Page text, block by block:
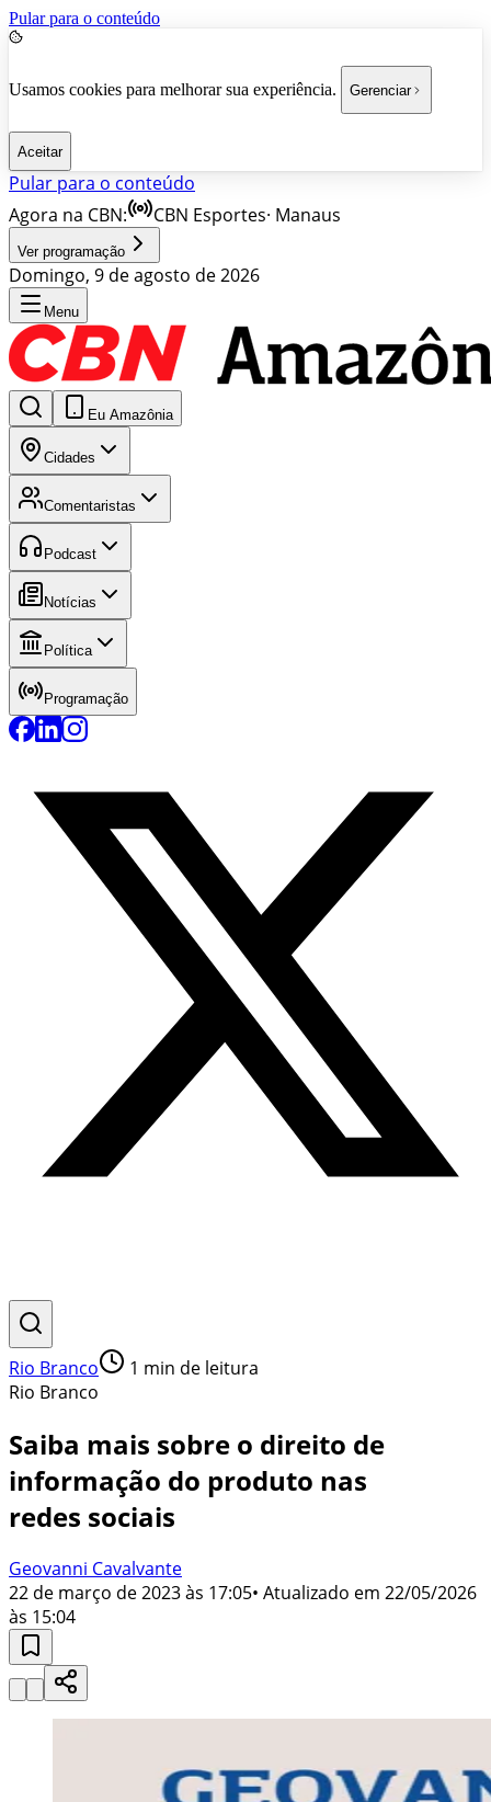
Pular para o conteúdo
Usamos cookies para melhorar sua experiência. Gerenciar
Aceitar
Pular para o conteúdo
Agora na CBN:
CBN Esportes· Manaus
Ver programação
Domingo, 9 de agosto de 2026
Menu
Eu Amazônia
Cidades
Comentaristas
Podcast
Notícias
Política
Programação
Rio Branco 1 min de leitura
Rio Branco
Saiba mais sobre o direito de
informação do produto nas
redes sociais
Geovanni Cavalvante
22 de março de 2023 às 17:05• Atualizado em 22/05/2026
às 15:04